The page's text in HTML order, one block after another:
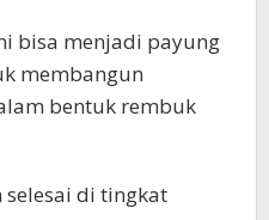
bisa menjadi payung
membangun
bentuk rembuk
selesai di tingkat